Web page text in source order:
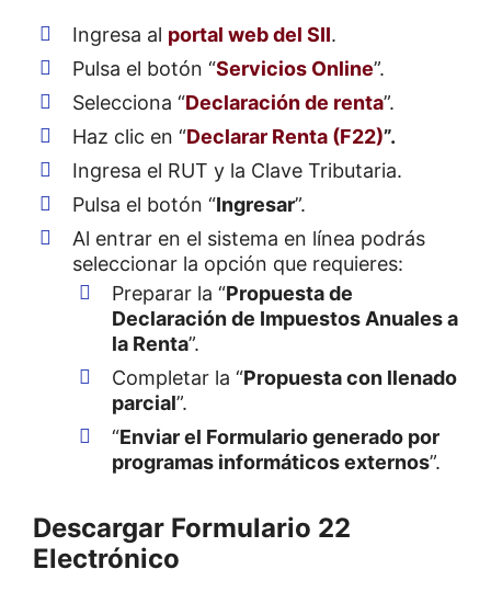
Ingresa al portal web del SII.
Pulsa el botón “Servicios Online”.
Selecciona “Declaración de renta”.
Haz clic en “Declarar Renta (F22)”.
Ingresa el RUT y la Clave Tributaria.
Pulsa el botón “Ingresar”.
Al entrar en el sistema en línea podrás
seleccionar la opción que requieres:
Preparar la “Propuesta de
Declaración de Impuestos Anuales a
la Renta”.
Completar la “Propuesta con llenado
parcial”.
“Enviar el Formulario generado por
programas informáticos externos”.
Descargar Formulario 22
Electrónico